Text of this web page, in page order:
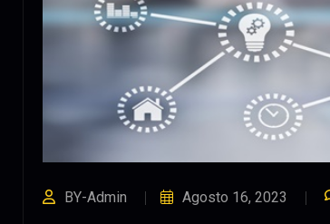
BY-Admin Agosto 16, 2023